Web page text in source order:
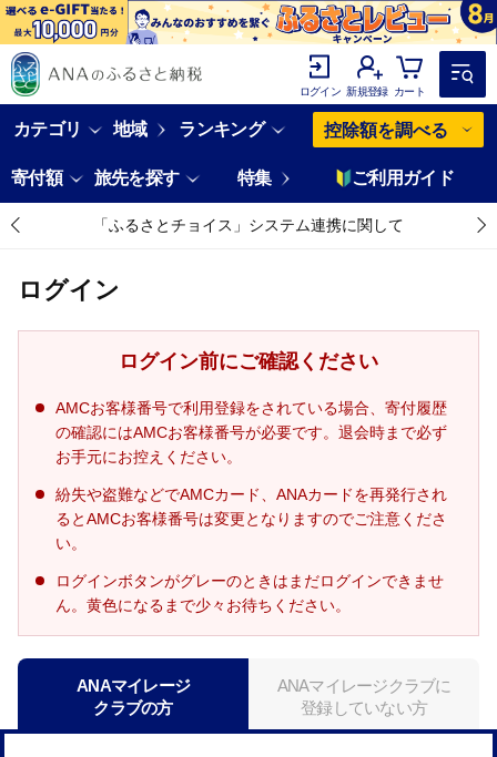
ログイン 新規登録 カート
カテゴリ 地域 ランキング 控除額を調べる
寄付額 旅先を探す 特集 ご利用ガイド
「ふるさとチョイス」システム連携に関して
ログイン
ログイン前にご確認ください
AMCお客様番号で利用登録をされている場合、寄付履歴
の確認にはAMCお客様番号が必要です。退会時まで必ず
お手元にお控えください。
紛失や盗難などでAMCカード、ANAカードを再発行され
るとAMCお客様番号は変更となりますのでご注意くださ
い。
ログインボタンがグレーのときはまだログインできませ
ん。黄色になるまで少々お待ちください。
ANAマイレージ
クラブの方
ANAマイレージクラブに
登録していない方